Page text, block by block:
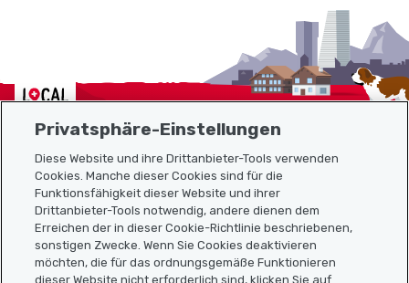
Localcities
Sitemap
Nützliche Links
Privatsphäre-Einstellungen
Diese Website und ihre Drittanbieter-Tools verwenden
Cookies. Manche dieser Cookies sind für die
Funktionsfähigkeit dieser Website und ihrer
Drittanbieter-Tools notwendig, andere dienen dem
Erreichen der in dieser Cookie-Richtlinie beschriebenen,
sonstigen Zwecke. Wenn Sie Cookies deaktivieren
möchten, die für das ordnungsgemäße Funktionieren
dieser Website nicht erforderlich sind, klicken Sie auf